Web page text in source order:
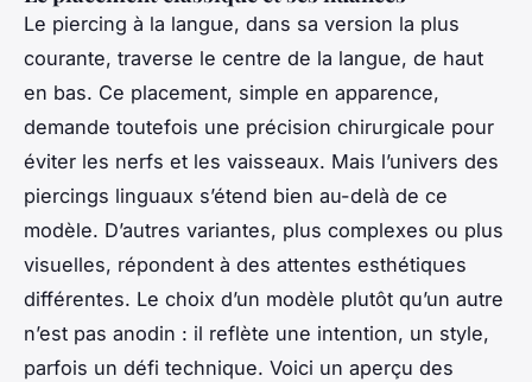
Le piercing à la langue, dans sa version la plus
courante, traverse le centre de la langue, de haut
en bas. Ce placement, simple en apparence,
demande toutefois une précision chirurgicale pour
éviter les nerfs et les vaisseaux. Mais l’univers des
piercings linguaux s’étend bien au-delà de ce
modèle. D’autres variantes, plus complexes ou plus
visuelles, répondent à des attentes esthétiques
différentes. Le choix d’un modèle plutôt qu’un autre
n’est pas anodin : il reflète une intention, un style,
parfois un défi technique. Voici un aperçu des